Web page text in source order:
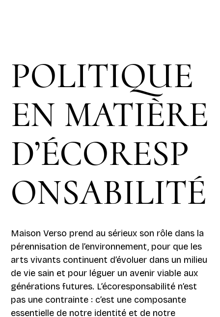
Maison Verso prend au sérieux son rôle dans la
pérennisation de l’environnement, pour que les
arts vivants continuent d’évoluer dans un milieu
de vie sain et pour léguer un avenir viable aux
générations futures. L’écoresponsabilité n’est
pas une contrainte : c’est une composante
essentielle de notre identité et de notre
POLITIQUE
EN MATIÈRE
D’ÉCORESP
ONSABILITÉ